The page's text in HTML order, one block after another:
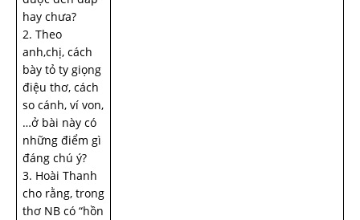
hay chưa?
2. Theo
anh,chị, cách
bày tỏ ty giọng
điệu thơ, cách
so cánh, ví von,
…ở bài này có
những điểm gì
đáng chú ý?
3. Hoài Thanh
cho rằng, trong
thơ NB có “hồn